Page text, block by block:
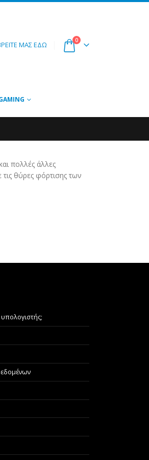
ΜΑΣ ΕΔΩ
0
πολλές άλλες
θύρες φόρτισης των